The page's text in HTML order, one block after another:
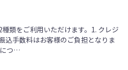
類をご利用いただけます。1. クレジ
込手数料はお客様のご負担となりま
つ…